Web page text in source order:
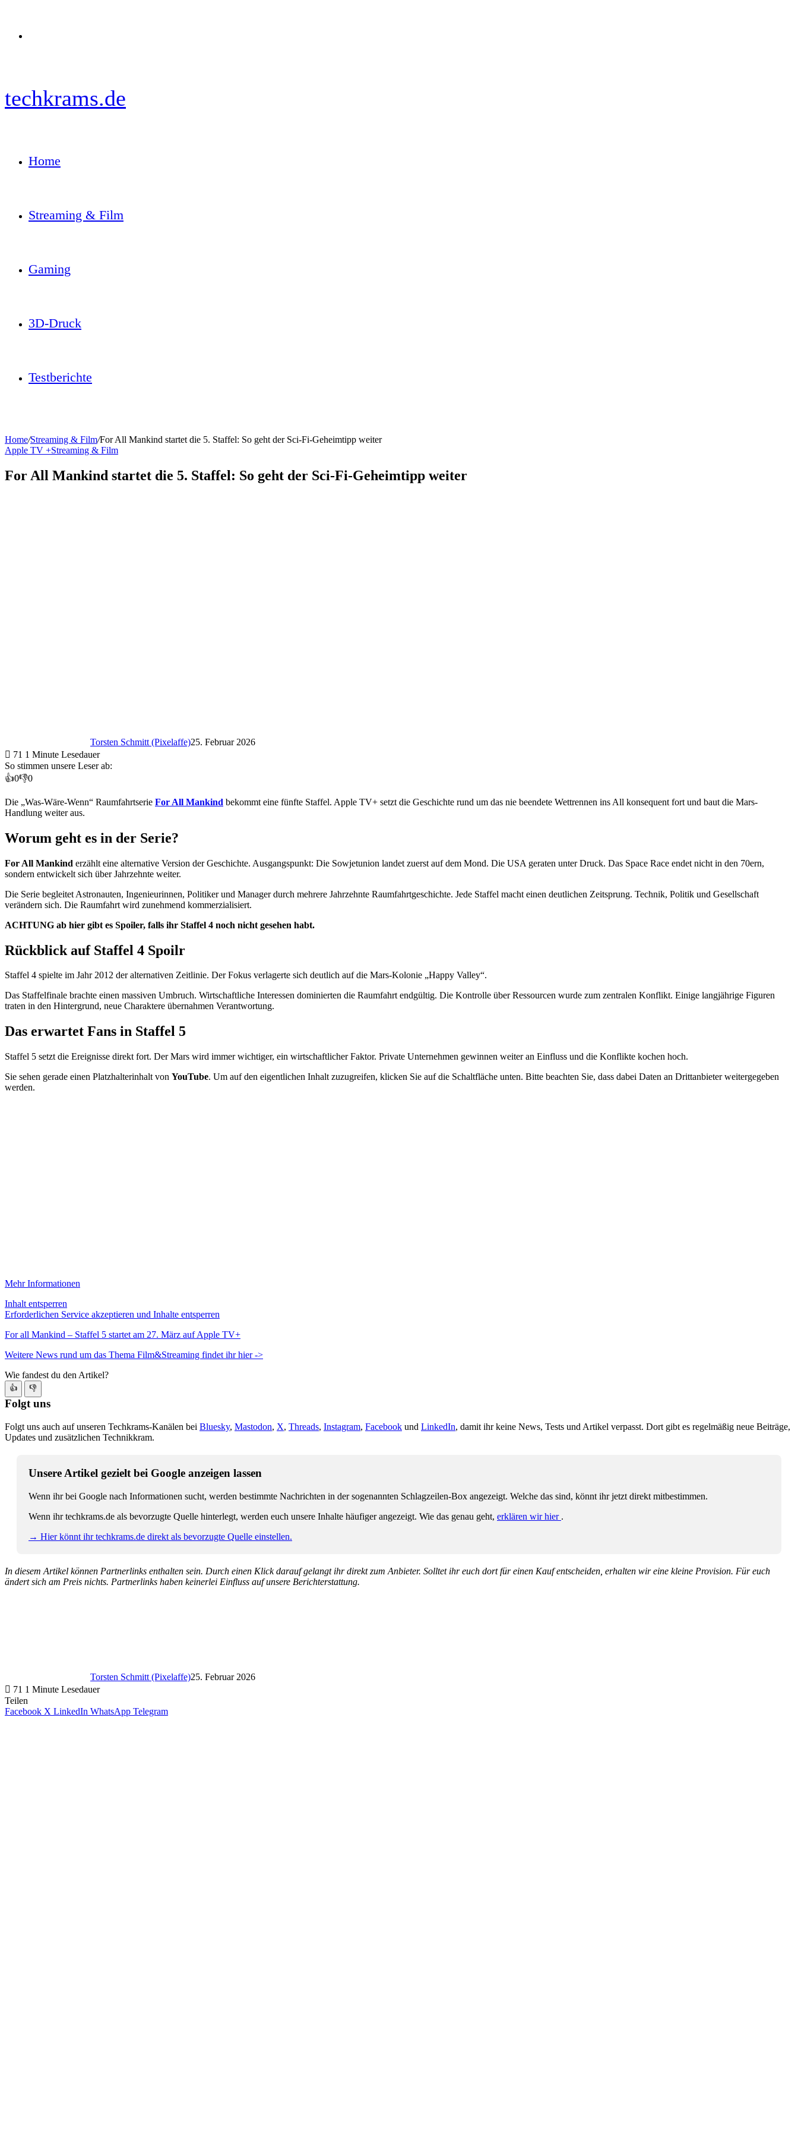
techkrams.de
Home
Streaming & Film
Gaming
3D-Druck
Testberichte
Home/Streaming & Film/For All Mankind startet die 5. Staffel: So geht der Sci-Fi-Geheimtipp weiter
Apple TV +Streaming & Film
For All Mankind startet die 5. Staffel: So geht der Sci-Fi-Geheimtipp weiter
Torsten Schmitt (Pixelaffe)25. Februar 2026
71 1 Minute Lesedauer
So stimmen unsere Leser ab:
👍0👎0
Die „Was-Wäre-Wenn“ Raumfahrtserie For All Mankind bekommt eine fünfte Staffel. Apple TV+ setzt die Geschichte rund um das nie beendete Wettrennen ins All konsequent fort und baut die Mars-
Handlung weiter aus.
Worum geht es in der Serie?
For All Mankind erzählt eine alternative Version der Geschichte. Ausgangspunkt: Die Sowjetunion landet zuerst auf dem Mond. Die USA geraten unter Druck. Das Space Race endet nicht in den 70ern,
sondern entwickelt sich über Jahrzehnte weiter.
Die Serie begleitet Astronauten, Ingenieurinnen, Politiker und Manager durch mehrere Jahrzehnte Raumfahrtgeschichte. Jede Staffel macht einen deutlichen Zeitsprung. Technik, Politik und Gesellschaft
verändern sich. Die Raumfahrt wird zunehmend kommerzialisiert.
ACHTUNG ab hier gibt es Spoiler, falls ihr Staffel 4 noch nicht gesehen habt.
Rückblick auf Staffel 4 Spoilr
Staffel 4 spielte im Jahr 2012 der alternativen Zeitlinie. Der Fokus verlagerte sich deutlich auf die Mars-Kolonie „Happy Valley“.
Das Staffelfinale brachte einen massiven Umbruch. Wirtschaftliche Interessen dominierten die Raumfahrt endgültig. Die Kontrolle über Ressourcen wurde zum zentralen Konflikt. Einige langjährige Figuren
traten in den Hintergrund, neue Charaktere übernahmen Verantwortung.
Das erwartet Fans in Staffel 5
Staffel 5 setzt die Ereignisse direkt fort. Der Mars wird immer wichtiger, ein wirtschaftlicher Faktor. Private Unternehmen gewinnen weiter an Einfluss und die Konflikte kochen hoch.
Sie sehen gerade einen Platzhalterinhalt von YouTube. Um auf den eigentlichen Inhalt zuzugreifen, klicken Sie auf die Schaltfläche unten. Bitte beachten Sie, dass dabei Daten an Drittanbieter weitergegeben
werden.
Mehr Informationen
Inhalt entsperren
Erforderlichen Service akzeptieren und Inhalte entsperren
For all Mankind – Staffel 5 startet am 27. März auf Apple TV+
Weitere News rund um das Thema Film&Streaming findet ihr hier ->
Wie fandest du den Artikel?
👍 👎
Folgt uns
Folgt uns auch auf unseren Techkrams-Kanälen bei Bluesky, Mastodon, X, Threads, Instagram, Facebook und LinkedIn, damit ihr keine News, Tests und Artikel verpasst. Dort gibt es regelmäßig neue Beiträge,
Updates und zusätzlichen Technikkram.
Unsere Artikel gezielt bei Google anzeigen lassen
Wenn ihr bei Google nach Informationen sucht, werden bestimmte Nachrichten in der sogenannten Schlagzeilen-Box angezeigt. Welche das sind, könnt ihr jetzt direkt mitbestimmen.
Wenn ihr techkrams.de als bevorzugte Quelle hinterlegt, werden euch unsere Inhalte häufiger angezeigt. Wie das genau geht, erklären wir hier .
→ Hier könnt ihr techkrams.de direkt als bevorzugte Quelle einstellen.
In diesem Artikel können Partnerlinks enthalten sein. Durch einen Klick darauf gelangt ihr direkt zum Anbieter. Solltet ihr euch dort für einen Kauf entscheiden, erhalten wir eine kleine Provision. Für euch
ändert sich am Preis nichts. Partnerlinks haben keinerlei Einfluss auf unsere Berichterstattung.
Torsten Schmitt (Pixelaffe)25. Februar 2026
71 1 Minute Lesedauer
Teilen
Facebook X LinkedIn WhatsApp Telegram